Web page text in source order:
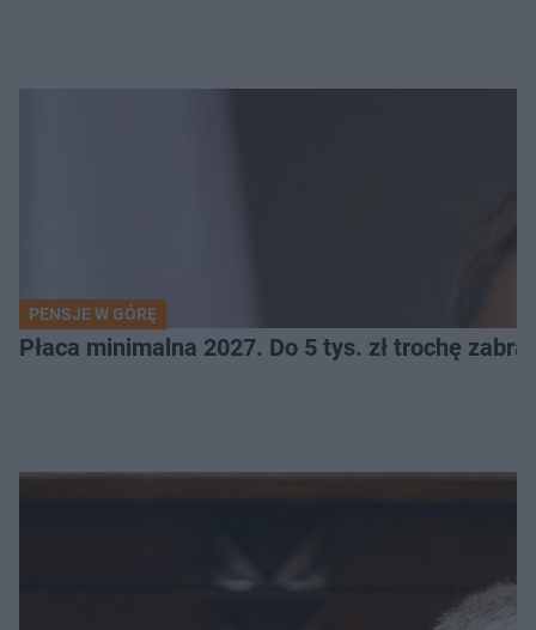
PENSJE W GÓRĘ
Płaca minimalna 2027. Do 5 tys. zł trochę